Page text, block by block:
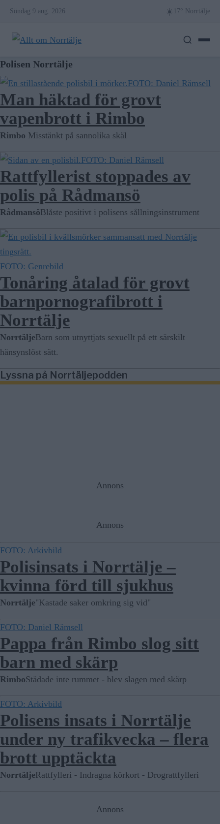
Skip
content
Söndag 9 aug. 2026 ☀️ 17° Norrtälje
Polisen Norrtälje
FOTO: Daniel Rämsell
Man häktad för grovt
vapenbrott i Rimbo
Rimbo Misstänkt på sannolika skäl
FOTO: Daniel Rämsell
Rattfyllerist stoppades av
polis på Rådmansö
RådmansöBlåste positivt i polisens sållningsinstrument
FOTO: Genrebild
Tonåring åtalad för grovt
barnpornografibrott i
Norrtälje
NorrtäljeBarn som utnyttjats sexuellt på ett särskilt
hänsynslöst sätt.
Lyssna på Norrtäljepodden
Annons
Annons
FOTO: Arkivbild
Polisinsats i Norrtälje –
kvinna förd till sjukhus
Norrtälje"Kastade saker omkring sig vid"
FOTO: Daniel Rämsell
Pappa från Rimbo slog sitt
barn med skärp
RimboStädade inte rummet - blev slagen med skärp
FOTO: Arkivbild
Polisens insats i Norrtälje
under ny trafikvecka – flera
brott upptäckta
NorrtäljeRattfylleri - Indragna körkort - Drograttfylleri
Annons